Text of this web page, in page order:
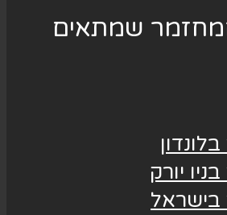
שמתאים
יורק
בישראל